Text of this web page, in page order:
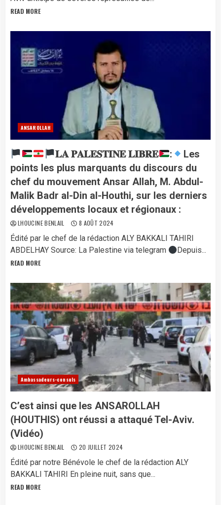
READ MORE
ANSAROLLAH
𝐋𝐀 𝐏𝐀𝐋𝐄𝐒𝐓𝐈𝐍𝐄 𝐋𝐈𝐁𝐑𝐄 :
Les
points les plus marquants du discours du
chef du mouvement Ansar Allah, M. Abdul-
Malik Badr al-Din al-Houthi, sur les derniers
développements locaux et régionaux :
LHOUCINE BENLAIL 8 AOÛT 2024
Édité par le chef de la rédaction ALY BAKKALI TAHIRI
ABDELHAY Source: La Palestine via telegram
Depuis...
READ MORE
Ambassadeurs-consuls
C’est ainsi que les ANSAROLLAH
(HOUTHIS) ont réussi a attaqué Tel-Aviv.
(Vidéo)
LHOUCINE BENLAIL 20 JUILLET 2024
Édité par notre Bénévole le chef de la rédaction ALY
BAKKALI TAHIRI En pleine nuit, sans que...
READ MORE